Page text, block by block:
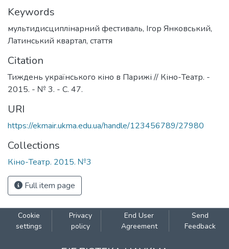
Keywords
мультидисциплінарний фестиваль, Ігор Янковський,
Латинський квартал, стаття
Citation
Тиждень українського кіно в Парижі // Кіно-Театр. -
2015. - № 3. - С. 47.
URI
https://ekmair.ukma.edu.ua/handle/123456789/27980
Collections
Кіно-Театр. 2015. №3
Full item page
Cookie
settings
Privacy
policy
End User
Agreement
Send
Feedback